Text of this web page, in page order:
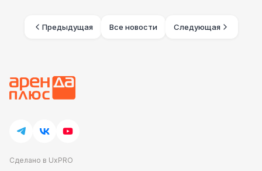
Предыдущая Все новости Следующая
Сделано в UxPRO